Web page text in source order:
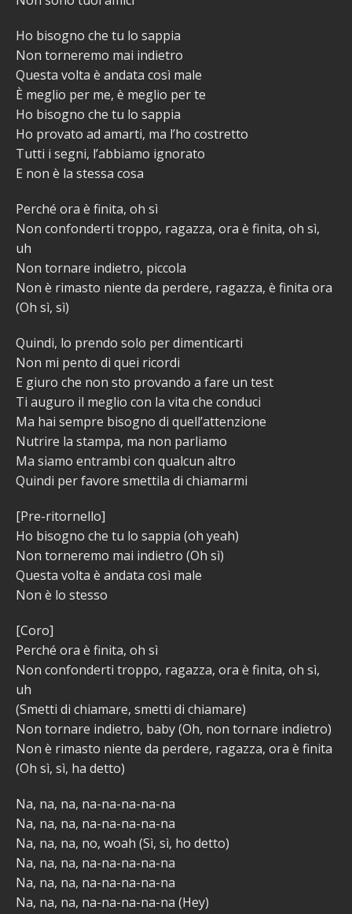
Ho bisogno che tu lo sappia
Non torneremo mai indietro
Questa volta è andata così male
È meglio per me, è meglio per te
Ho bisogno che tu lo sappia
Ho provato ad amarti, ma l’ho costretto
Tutti i segni, l’abbiamo ignorato
E non è la stessa cosa
Perché ora è finita, oh sì
Non confonderti troppo, ragazza, ora è finita, oh sì,
uh
Non tornare indietro, piccola
Non è rimasto niente da perdere, ragazza, è finita ora
(Oh sì, sì)
Quindi, lo prendo solo per dimenticarti
Non mi pento di quei ricordi
E giuro che non sto provando a fare un test
Ti auguro il meglio con la vita che conduci
Ma hai sempre bisogno di quell’attenzione
Nutrire la stampa, ma non parliamo
Ma siamo entrambi con qualcun altro
Quindi per favore smettila di chiamarmi
[Pre-ritornello]
Ho bisogno che tu lo sappia (oh yeah)
Non torneremo mai indietro (Oh sì)
Questa volta è andata così male
Non è lo stesso
[Coro]
Perché ora è finita, oh sì
Non confonderti troppo, ragazza, ora è finita, oh sì,
uh
(Smetti di chiamare, smetti di chiamare)
Non tornare indietro, baby (Oh, non tornare indietro)
Non è rimasto niente da perdere, ragazza, ora è finita
(Oh sì, sì, ha detto)
Na, na, na, na-na-na-na-na
Na, na, na, na-na-na-na-na
Na, na, na, no, woah (Sì, sì, ho detto)
Na, na, na, na-na-na-na-na
Na, na, na, na-na-na-na-na
Na, na, na, na-na-na-na-na (Hey)